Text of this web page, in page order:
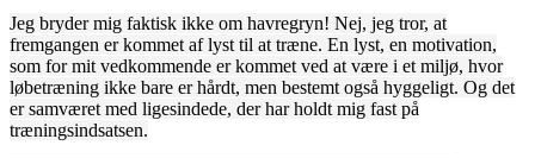
Jeg bryder mig faktisk ikke om havregryn! Nej, jeg tror, at
fremgangen er kommet af lyst til at træne. En lyst, en motivation,
som for mit vedkommende er kommet ved at være i et miljø, hvor
løbetræning ikke bare er hårdt, men bestemt også hyggeligt. Og det
er samværet med ligesindede, der har holdt mig fast på
træningsindsatsen.